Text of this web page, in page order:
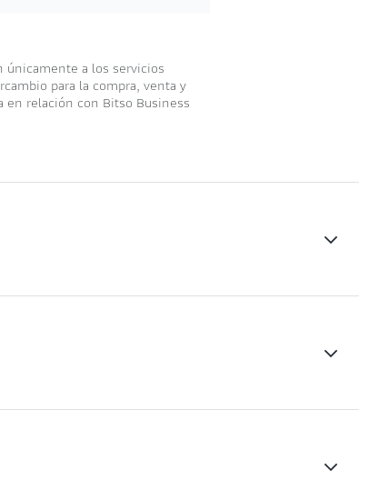
únicamente a los servicios
para la compra, venta y
en relación con Bitso Business